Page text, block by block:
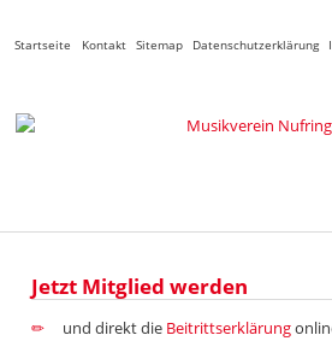
Navigation
Startseite Kontakt Sitemap Datenschutzerklärung
Jetzt Mitglied werden
und direkt die Beitrittserklärung